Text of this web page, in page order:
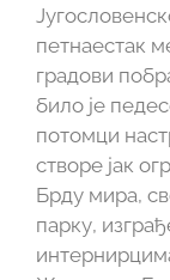
петнаестак
градови
било је
потомци
створе јак
Брду мира,
парку,